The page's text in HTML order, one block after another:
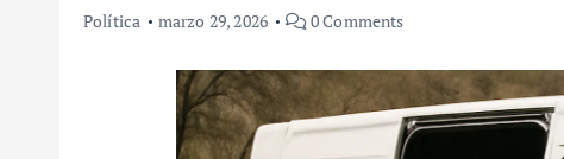
Política marzo 29, 2026 0 Comments